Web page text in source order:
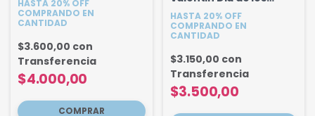
HASTA 20% OFF
COMPRANDO EN
CANTIDAD
$4.000,00
$3.600,00 con
Transferencia
Enamorados 11 cm
HASTA 20% OFF
COMPRANDO EN
CANTIDAD
$3.500,00
$3.150,00 con
Transferencia